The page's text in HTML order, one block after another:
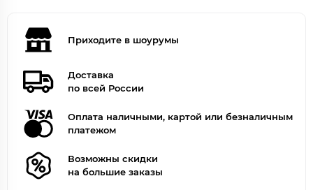
Приходите в шоурумы
Доставка
по всей России
Оплата наличными, картой или безналичным
платежом
Возможны скидки
на большие заказы